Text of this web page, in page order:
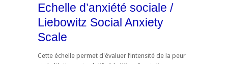
Echelle d’anxiété sociale /
Liebowitz Social Anxiety
Scale
Cette échelle permet d'évaluer l’intensité de la peur